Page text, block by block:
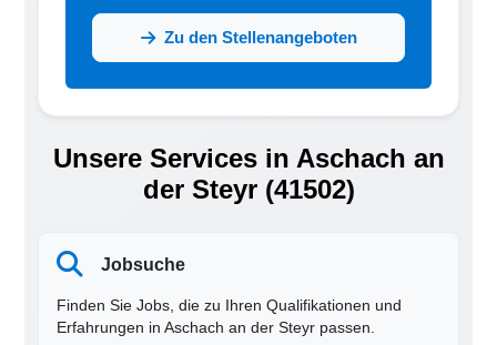
Zu den Stellenangeboten
Unsere Services in Aschach an
der Steyr (41502)
Jobsuche
Finden Sie Jobs, die zu Ihren Qualifikationen und
Erfahrungen in Aschach an der Steyr passen.